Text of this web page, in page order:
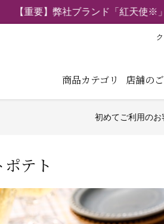
【重要】弊社ブランド「紅天使※
商品カテゴリ 店舗の
初めてご利用のお
テト